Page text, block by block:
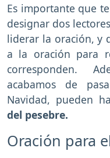
Es importante que
designar dos
liderar la oración, y
a la oración para
corresponden.
acabamos de
Navidad, pueden
del pesebre.
Oración para